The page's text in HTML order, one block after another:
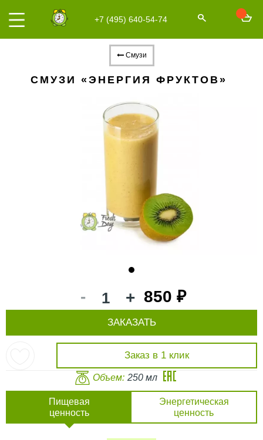
+7 (495) 640-54-74
Смузи
СМУЗИ «ЭНЕРГИЯ ФРУКТОВ»
- + 850 ₽
Заказ в 1 клик
ЗАКАЗАТЬ
Объем: 250 мл
Пищевая
ценность
Энергетическая
ценность